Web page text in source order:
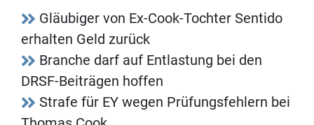
Gläubiger von Ex-Cook-Tochter Sentido
erhalten Geld zurück
Branche darf auf Entlastung bei den
DRSF-Beiträgen hoffen
Strafe für EY wegen Prüfungsfehlern bei